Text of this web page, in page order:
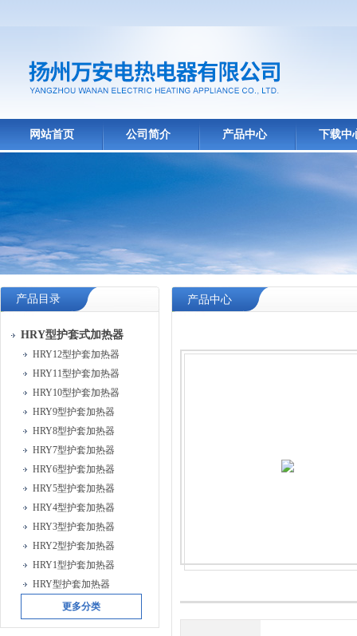
网站首页 公司简介 产品中心 下载中
产品目录
HRY型护套式加热器
HRY12型护套加热器
HRY11型护套加热器
HRY10型护套加热器
HRY9型护套加热器
HRY8型护套加热器
HRY7型护套加热器
HRY6型护套加热器
HRY5型护套加热器
HRY4型护套加热器
HRY3型护套加热器
HRY2型护套加热器
HRY1型护套加热器
HRY型护套加热器
更多分类
产品中心